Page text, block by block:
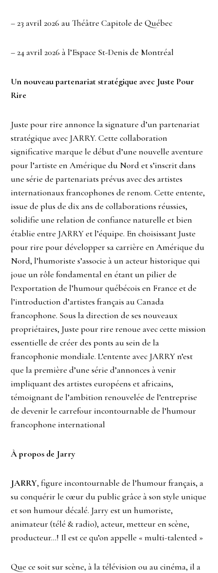
– 23 avril 2026 au Théâtre Capitole de Québec
– 24 avril 2026 à l’Espace St-Denis de Montréal
Un nouveau partenariat stratégique avec Juste Pour
Rire
Juste pour rire annonce la signature d’un partenariat
stratégique avec JARRY. Cette collaboration
significative marque le début d’une nouvelle aventure
pour l’artiste en Amérique du Nord et s’inscrit dans
une série de partenariats prévus avec des artistes
internationaux francophones de renom. Cette entente,
issue de plus de dix ans de collaborations réussies,
solidifie une relation de confiance naturelle et bien
établie entre JARRY et l’équipe. En choisissant Juste
pour rire pour développer sa carrière en Amérique du
Nord, l’humoriste s’associe à un acteur historique qui
joue un rôle fondamental en étant un pilier de
l’exportation de l’humour québécois en France et de
l’introduction d’artistes français au Canada
francophone. Sous la direction de ses nouveaux
propriétaires, Juste pour rire renoue avec cette mission
essentielle de créer des ponts au sein de la
francophonie mondiale. L’entente avec JARRY n’est
que la première d’une série d’annonces à venir
impliquant des artistes européens et africains,
témoignant de l’ambition renouvelée de l’entreprise
de devenir le carrefour incontournable de l’humour
francophone international
À propos de Jarry
JARRY, figure incontournable de l’humour français, a
su conquérir le cœur du public grâce à son style unique
et son humour décalé. Jarry est un humoriste,
animateur (télé & radio), acteur, metteur en scène,
producteur…! Il est ce qu’on appelle « multi-talented »
Que ce soit sur scène, à la télévision ou au cinéma, il a